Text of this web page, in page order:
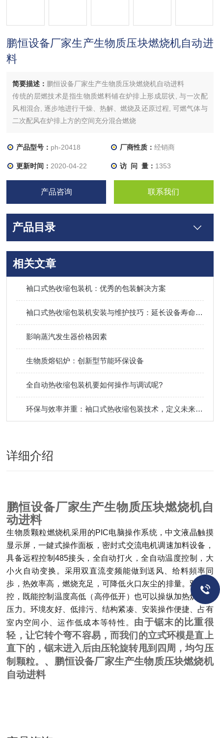
鹏恒设备厂家生产生物质压块燃烧机自动进
料
简要描述： 鹏恒设备厂家生产生物质压块燃烧机自动进料
传统的层燃技术是指生物质燃料铺在炉排上形成层状, 与一次配
风相混合, 逐步地进行干燥、热解、燃烧及还原过程, 可燃气体与
二次配风在炉排上方的空间充分混合燃烧
产品型号： ph-20418 厂商性质： 经销商
更新时间： 2020-04-22 访 问 量： 1353
产品咨询 联系我们
产品目录
相关文章
袖口式热收缩包装机：优秀的包装解决方案
袖口式热收缩包装机安装与维护技巧：延长设备寿命，减少包装生产线停机
影响蒸汽发生器价格因素
生物质熔铝炉：创新型节能环保设备
全自动热收缩包装机要如何操作与调试呢?
环保与效率并重：袖口式热收缩包装技术，定义未来包装新标准
详细介绍
鹏恒设备厂家生产生物质压块燃烧机自
动进料
生物质颗粒燃烧机采用的PIC电脑操作系统，中文液晶触摸
显示屏，一鍵式操作面板，密封式交流电机调速加料设备，
具备远程控制485接头，全自动打火，全自动温度控制，大
小火自动变换。采用双直流变频能做到送风、给料頻率同
歩，热效率高，燃烧充足，可降低火口灰尘的排量。双接双
控，既能控制温度高低（高停低开）也可以操纵加热炉工作
压力。环境友好、低排污、结构紧凑、安装操作便捷、占有
室内空间小、运作低成本等特性。 由于锯末的比重很
轻，让它转个弯不容易，而我们的立式环模是直上
直下的，锯末进入后由压轮旋转甩到四周，均匀压
制颗粒。 、 鹏恒设备厂家生产生物质压块燃烧机
自动进料​